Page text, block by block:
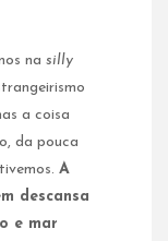
na silly
a coisa
da pouca
A
descansa
e mar